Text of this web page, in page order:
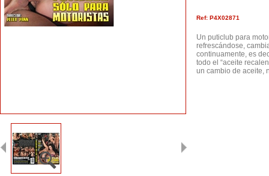
Ref: P4X02871
Un puticlub para
refrescándose,
continuamente, es
todo el “aceite
un cambio de aceite,